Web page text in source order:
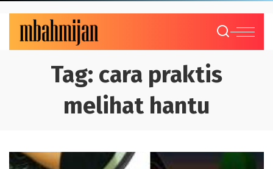
Tag: cara praktis
melihat hantu